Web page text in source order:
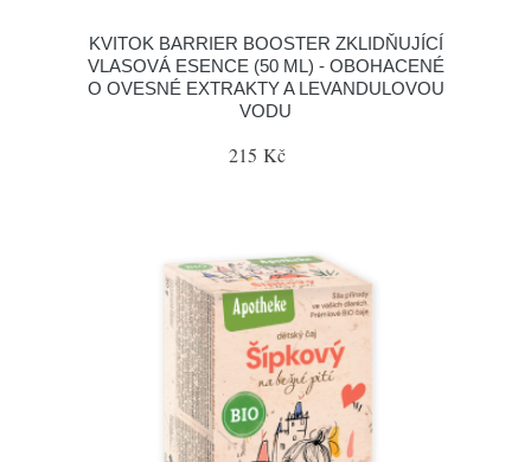
KVITOK BARRIER BOOSTER ZKLIDŇUJÍCÍ
VLASOVÁ ESENCE (50 ML) - OBOHACENÉ
O OVESNÉ EXTRAKTY A LEVANDULOVOU
VODU
215 Kč